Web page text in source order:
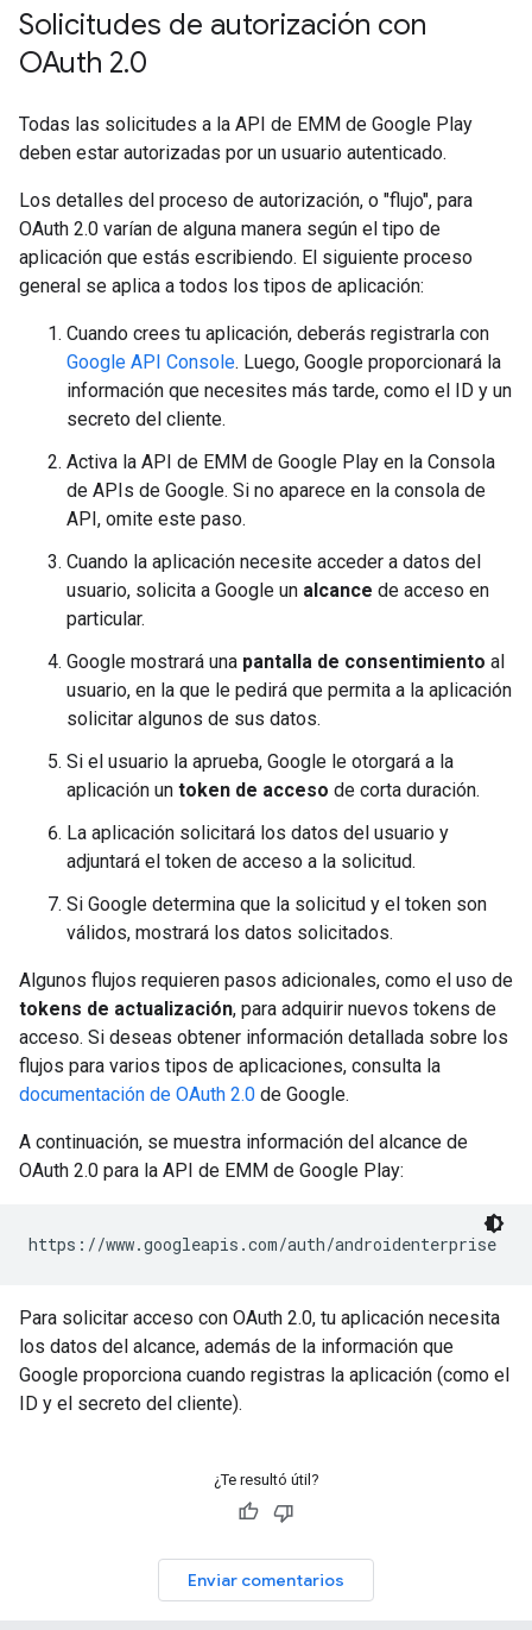
Solicitudes de autorización con
OAuth 2.0
Todas las solicitudes a la API de EMM de Google Play
deben estar autorizadas por un usuario autenticado.
Los detalles del proceso de autorización, o "flujo", para
OAuth 2.0 varían de alguna manera según el tipo de
aplicación que estás escribiendo. El siguiente proceso
general se aplica a todos los tipos de aplicación:
Cuando crees tu aplicación, deberás registrarla con
Google API Console. Luego, Google proporcionará la
información que necesites más tarde, como el ID y un
secreto del cliente.
Activa la API de EMM de Google Play en la Consola
de APIs de Google. Si no aparece en la consola de
API, omite este paso.
Cuando la aplicación necesite acceder a datos del
usuario, solicita a Google un alcance de acceso en
particular.
Google mostrará una pantalla de consentimiento al
usuario, en la que le pedirá que permita a la aplicación
solicitar algunos de sus datos.
Si el usuario la aprueba, Google le otorgará a la
aplicación un token de acceso de corta duración.
La aplicación solicitará los datos del usuario y
adjuntará el token de acceso a la solicitud.
Si Google determina que la solicitud y el token son
válidos, mostrará los datos solicitados.
Algunos flujos requieren pasos adicionales, como el uso de
tokens de actualización, para adquirir nuevos tokens de
acceso. Si deseas obtener información detallada sobre los
flujos para varios tipos de aplicaciones, consulta la
documentación de OAuth 2.0 de Google.
A continuación, se muestra información del alcance de
OAuth 2.0 para la API de EMM de Google Play:
https://www.googleapis.com/auth/androidenterprise
Para solicitar acceso con OAuth 2.0, tu aplicación necesita
los datos del alcance, además de la información que
Google proporciona cuando registras la aplicación (como el
ID y el secreto del cliente).
¿Te resultó útil?
Enviar comentarios